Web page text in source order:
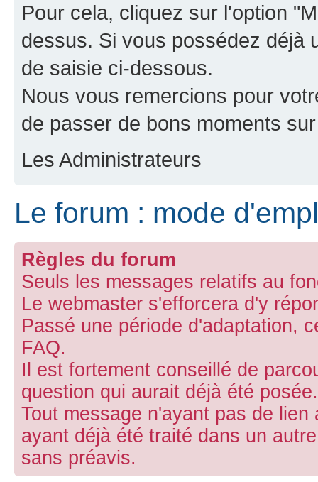
Pour cela, cliquez sur l'option
dessus. Si vous possédez déjà
de saisie ci-dessous.
Nous vous remercions pour
de passer de bons moments
Les Administrateurs
Le forum : mode
Règles du forum
Seuls les messages relatifs au
Le webmaster s'efforcera d'y
Passé une période d'adaptation,
FAQ.
Il est fortement conseillé de
question qui aurait déjà été posée.
Tout message n'ayant pas de
ayant déjà été traité dans un
sans préavis.